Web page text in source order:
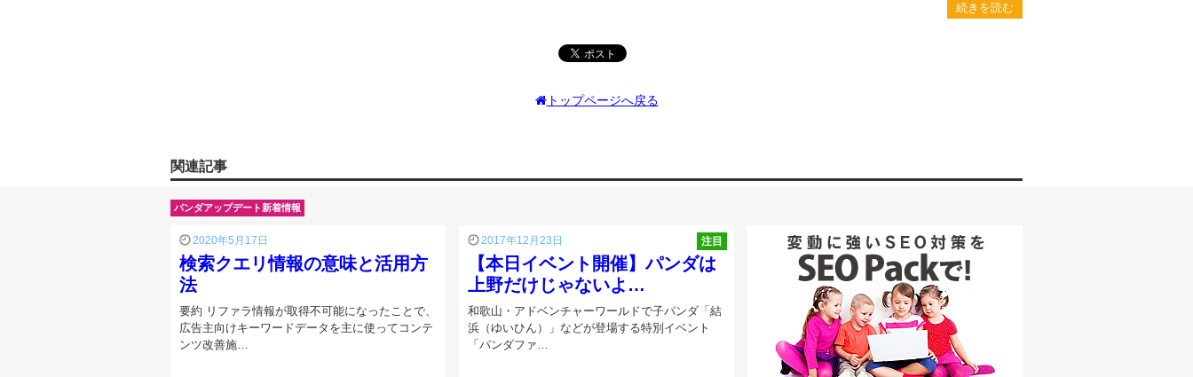
続きを読む
トップページへ戻る
関連記事
パンダアップデート新着情報
2020年5月17日
検索クエリ情報の意味と活用方
法
要約 リファラ情報が取得不可能になったことで、
広告主向けキーワードデータを主に使ってコンテ
ンツ改善施…
注目
2017年12月23日
【本日イベント開催】パンダは
上野だけじゃないよ…
和歌山・アドベンチャーワールドで子パンダ「結
浜（ゆいひん）」などが登場する特別イベント
「パンダファ…